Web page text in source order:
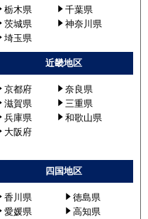
栃木県
千葉県
茨城県
神奈川県
埼玉県
近畿地区
京都府
奈良県
滋賀県
三重県
兵庫県
和歌山県
大阪府
四国地区
香川県
徳島県
愛媛県
高知県